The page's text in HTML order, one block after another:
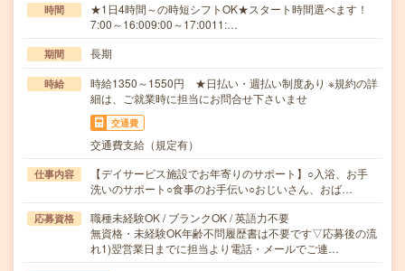
時間
★1日4時間～の時短シフトOK★スタート時間選べます！
7:00～16:009:00～17:0011:…
期間 長期
時給
時給1350～1550円 ★日払い・週払い制度あり ※規約の詳
細は、ご就業時に担当にお問合せ下さいませ
交通費
交通費支給（規定有）
仕事内容
【デイサービス施設でお年寄りのサポート】○入浴、お手
洗いのサポート○食事のお手伝い○おじいさん、おば…
応募資格
職種未経験OK / ブランクOK / 英語力不要
無資格・未経験OK年齢不問履歴書は不要です▽応募後の流
れ1)翌営業日までに担当より電話・メールでご連…